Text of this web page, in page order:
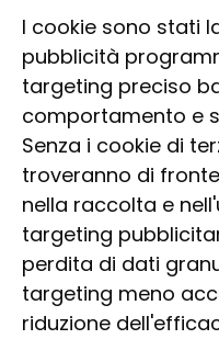
I cookie sono stati
pubblicità
targeting preciso
comportamento e
Senza i cookie di
troveranno di
nella raccolta e
targeting
perdita di dati
targeting meno
riduzione